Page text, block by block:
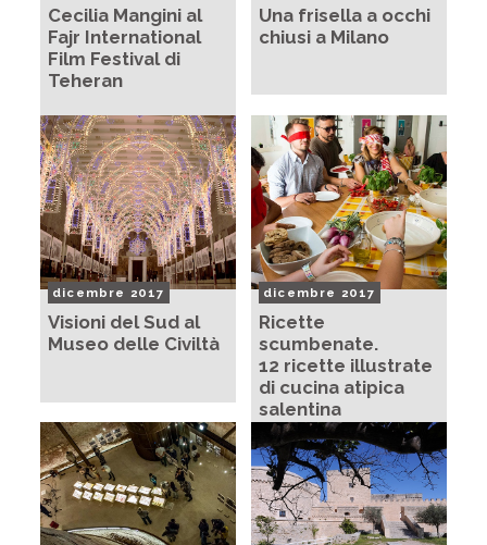
Cecilia Mangini al
Fajr International
Film Festival di
Teheran
Una frisella a occhi
chiusi a Milano
dicembre 2017
Visioni del Sud al
Museo delle Civiltà
dicembre 2017
Ricette
scumbenate.
12 ricette illustrate
di cucina atipica
salentina